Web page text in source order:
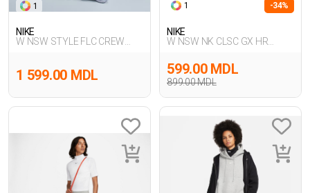
1
NIKE
W NSW STYLE FLC CREW
1 599.00 MDL
1 -34%
NIKE
W NSW NK CLSC GX HR
899.00 MDL
599.00 MDL